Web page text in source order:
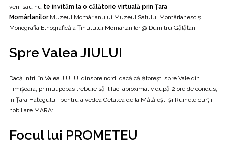
veni sau nu te invităm la o călătorie virtuală prin Țara
Momârlanilor:Muzeul Momârlanului Muzeul Satului Momârlanesc și
Monografia Etnografică a Ținutului Momârlanilor @ Dumitru Gălățan
Spre Valea JIULUI
Dacă intrii în Valea JIULUI dinspre nord, dacă călătorești spre Vale din
Timișoara, primul popas trebuie să îl faci aproximativ după 2 ore de condus,
în Țara Hațegului, pentru a vedea Cetatea de la Mălăiești și Ruinele curţii
nobiliare MARA:
Focul lui PROMETEU